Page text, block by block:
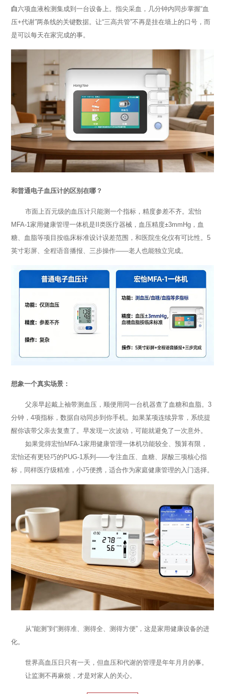
白六项血液检测集成到一台设备上。指尖采血，几分钟内同步掌握“血
压+代谢”两条线的关键数据。让“三高共管”不再是挂在墙上的口号，而
是可以每天在家完成的事。
和普通电子血压计的区别在哪？
市面上百元级的血压计只能测一个指标，精度参差不齐。宏怡
MFA-1家用健康管理一体机是II类医疗器械，血压精度±3mmHg，血
糖、血脂等项目按临床标准设计误差范围，和医院生化仪有可比性。5
英寸彩屏、全程语音播报、三步操作——老人也能独立完成。
想象一个真实场景：
父亲早起戴上袖带测血压，顺便用同一台机器查了血糖和血脂。3
分钟，4项指标，数据自动同步到你手机。如果某项连续异常，系统提
醒你该带父亲去复查了。早发现一次波动，可能就避免了一次意外。
如果觉得宏怡MFA-1家用健康管理一体机功能较全、预算有限，
宏怡还有更轻巧的PUG-1系列——专注血压、血糖、尿酸三项核心指
标，同样医疗级精准，小巧便携，适合作为家庭健康管理的入门选择。
从“能测”到“测得准、测得全、测得方便”，这是家用健康设备的进
化。
世界高血压日只有一天，但血压和代谢的管理是年年月月的事。
让监测不再麻烦，才是对家人的关心。